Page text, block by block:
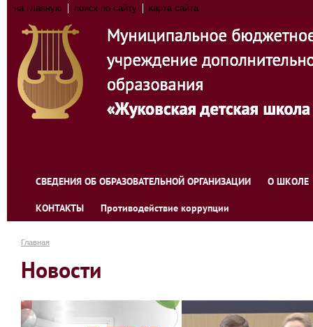
на главную поиск по сайту карта сайта
СВЕДЕНИЯ ОБ ОБРАЗОВАТЕЛЬНОЙ ОРГАНИЗАЦИИ О ШКОЛЕ
КОНТАКТЫ Противодействие коррупции
Главная
Новости